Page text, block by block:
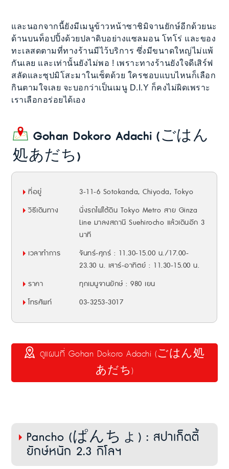
และนอกจากนี้ยังมีเมนูข้าวหน้าซาชิมิจานยักษ์อีกด้วยนะ
ด้านบนท็อปปิ้งด้วยปลาดิบอย่างแซลมอน โทโร่ และของ
ทะเลสดตามที่ทางร้านมีไว้บริการ ซึ่งมีขนาดใหญ่ไม่แพ้
กันเลย และเท่านั้นยังไม่พอ ! เพราะทางร้านยังใจดีเสิร์ฟ
สลัดและซุปมิโสะมาในเซ็ตด้วย ใครชอบแบบไหนก็เลือก
กินตามใจเลย จะบอกว่าเป็นเมนู D.I.Y ก็คงไม่ผิดเพราะ
เราเลือกอร่อยได้เอง
Gohan Dokoro Adachi (ごはん
処あだち)
ที่อยู่
3-11-6 Sotokanda, Chiyoda, Tokyo
วิธีเดินทาง
นั่งรถไฟใต้ดิน Tokyo Metro สาย Ginza
Line มาลงสถานี Suehirocho แล้วเดินอีก 3
นาที
เวลาทำการ
จันทร์-ศุกร์ : 11.30-15.00 น./17.00-
23.30 น. เสาร์-อาทิตย์ : 11.30-15.00 น.
ราคา
ทุกเมนูจานยักษ์ : 980 เยน
โทรศัพท์
03-3253-3017
ดูแผนที่ Gohan Dokoro Adachi (ごはん処
あだち)
Pancho (ぱんちょ) : สปาเก็ตตี้
ยักษ์หนัก 2.3 กิโลฯ